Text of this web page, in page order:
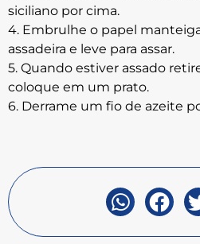
siciliano por cima.
4. Embrulhe o papel
assadeira e leve para assar.
5. Quando estiver assado
coloque em um prato.
6. Derrame um fio de azeite